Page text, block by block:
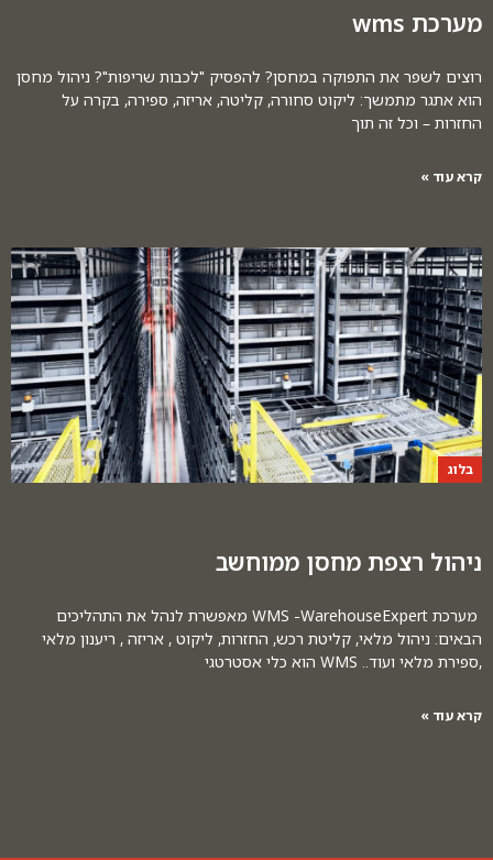
מערכת wms
רוצים לשפר את התפוקה במחסן? להפסיק "לכבות שריפות"? ניהול מחסן
הוא אתגר מתמשך: ליקוט סחורה, קליטה, אריזה, ספירה, בקרה על
החזרות – וכל זה תוך
קרא עוד »
בלוג
ניהול רצפת מחסן ממוחשב
מערכת WMS -WarehouseExpert מאפשרת לנהל את התהליכים
הבאים: ניהול מלאי, קליטת רכש, החזרות, ליקוט , אריזה , ריענון מלאי
,ספירת מלאי ועוד.. WMS הוא כלי אסטרטגי
קרא עוד »